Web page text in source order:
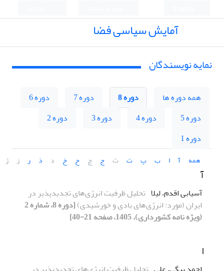
آمایش سیاسی فضا
نمایه نویسندگان
همه دوره ها دوره 8 دوره 7
دوره 6
دوره 5
دوره 4 دوره 3
دوره 2
دوره 1
همه آ ا ب پ ت ث ج چ ح خ د ذ ر ز ژ
آ
آسیابی اقدم، لیلا تحلیل ظرفیت انرژی­‌های تجدیدپذیر در
ایران (مورد: انرژی‌های بادی و خورشیدی)
[دوره 8، شماره 2
(ویژه نامه کشورداری)، 1405، صفحه 21-40]
ا